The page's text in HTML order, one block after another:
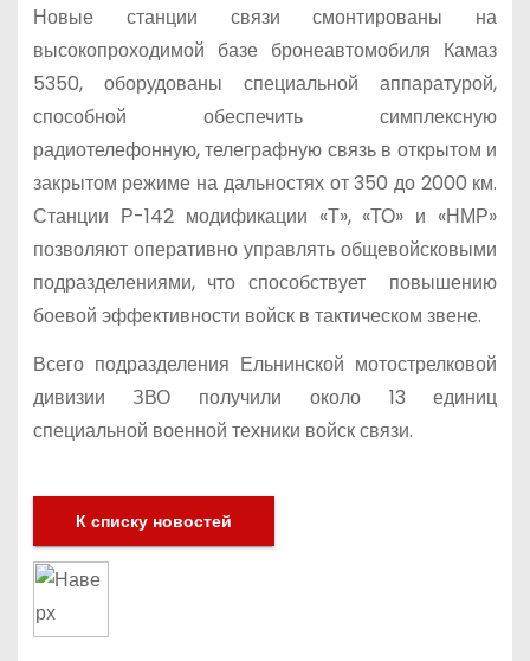
Новые станции связи смонтированы на
высокопроходимой базе бронеавтомобиля Камаз
5350, оборудованы специальной аппаратурой,
способной обеспечить симплексную
радиотелефонную, телеграфную связь в открытом и
закрытом режиме на дальностях от 350 до 2000 км.
Станции Р-142 модификации «Т», «ТО» и «НМР»
позволяют оперативно управлять общевойсковыми
подразделениями, что способствует повышению
боевой эффективности войск в тактическом звене.
Всего подразделения Ельнинской мотострелковой
дивизии ЗВО получили около 13 единиц
специальной военной техники войск связи.
К списку новостей